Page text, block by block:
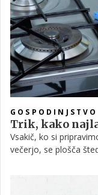
GOSPODINJSTVO
Trik, kako
Vsakič, ko si
večerjo, se plošča